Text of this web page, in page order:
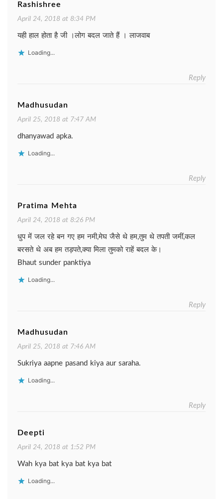
Rashishree
April 24, 2018 at 8:34 PM
यही हाल होता है जी ।लोग बदल जाते हैं । लाजवाब
Loading...
Reply
Madhusudan
April 25, 2018 at 7:47 AM
dhanyawad apka.
Loading...
Reply
Pratima Mehta
April 24, 2018 at 8:26 PM
धुप में जल रहे बन गए हम नमी, मेघ जैसे थे हम,तुम थे तपती जमीं, कल
बरसते थे अब हम तड़पते, क्या मिला तुमको राहें बदल के।
Bhaut sunder panktiya
Loading...
Reply
Madhusudan
April 25, 2018 at 7:46 AM
Sukriya aapne pasand kiya aur saraha.
Loading...
Reply
Deepti
April 24, 2018 at 1:52 PM
Wah kya bat kya bat kya bat
Loading...